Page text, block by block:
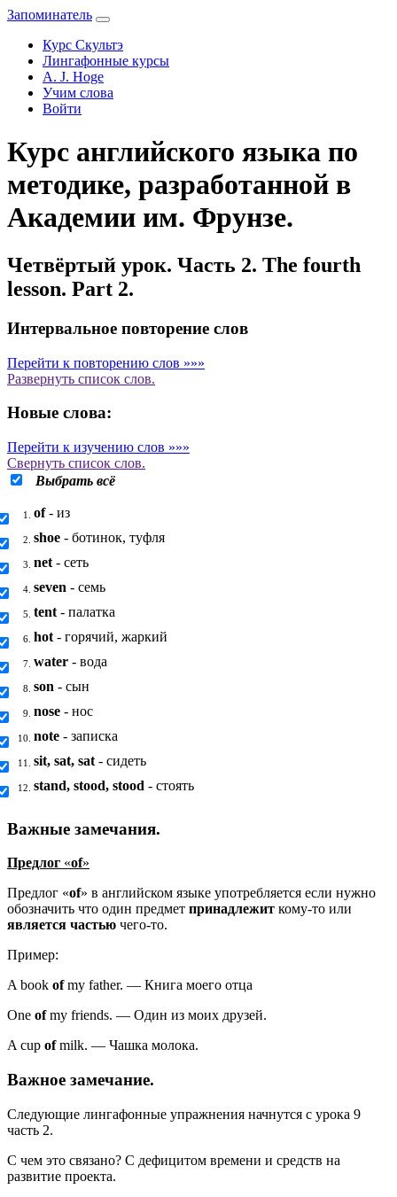
Запоминатель
Курс Скультэ
Лингафонные курсы
A. J. Hoge
Учим слова
Войти
Курс английского языка по
методике, разработанной в
Академии им. Фрунзе.
Четвёртый урок. Часть 2. The fourth
lesson. Part 2.
Интервальное повторение слов
Перейти к повторению слов »»»
Развернуть список слов.
Новые слова:
Перейти к изучению слов »»»
Свернуть список слов.
Выбрать всё
1. of- из
2. shoe - ботинок, туфля
3. net - сеть
4. seven - семь
5. tent - палатка
6. hot - горячий, жаркий
7. water - вода
8. son - сын
9. nose - нос
10. note - записка
11. sit, sat, sat - сидеть
12. stand, stood, stood - стоять
Важные замечания.
Предлог «of»
Предлог «of» в английском языке употребляется если нужно
обозначить что один предмет принадлежит кому-то или
является частью чего-то.
Пример:
A book ofmy father. — Книга моего отца
One ofmy friends. — Один из моих друзей.
A cup ofmilk. — Чашка молока.
Важное замечание.
Следующие лингафонные упражнения начнутся с урока 9
часть 2.
С чем это связано? С дефицитом времени и средств на
развитие проекта.